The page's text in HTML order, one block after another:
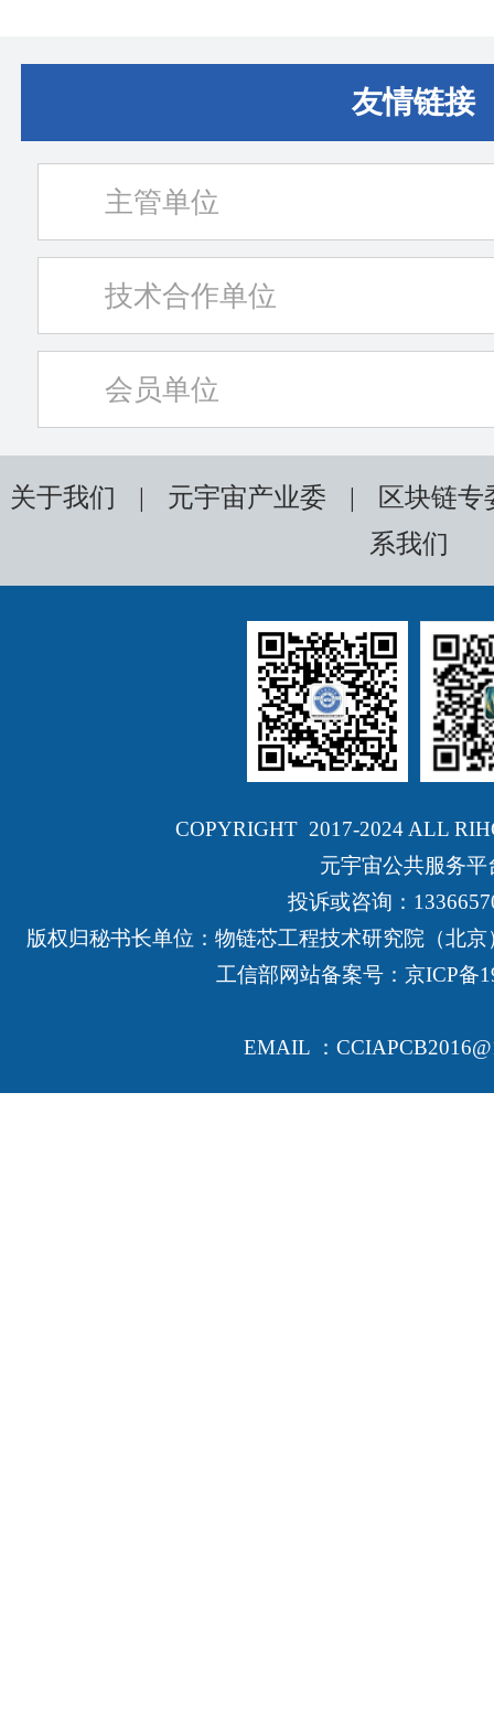
友情链接
主管单位
技术合作单位
会员单位
关于我们 | 元宇宙产业委 |
区块链专
系我们
COPYRIGHT 2017-2024 ALL
元宇宙公共服务平
投诉或咨询：
版权归秘书长单位：物链芯工程技术研究院（北
工信部网站备案号： 京ICP备
EMAIL ：